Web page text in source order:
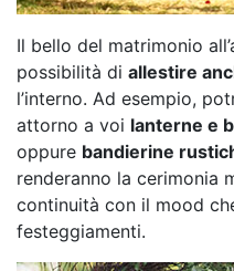
Il bello del matrimonio
possibilità di allestire
l’interno. Ad esempio,
attorno a voi lanterne e
oppure bandierine
renderanno la cerimonia
continuità con il mood
festeggiamenti.